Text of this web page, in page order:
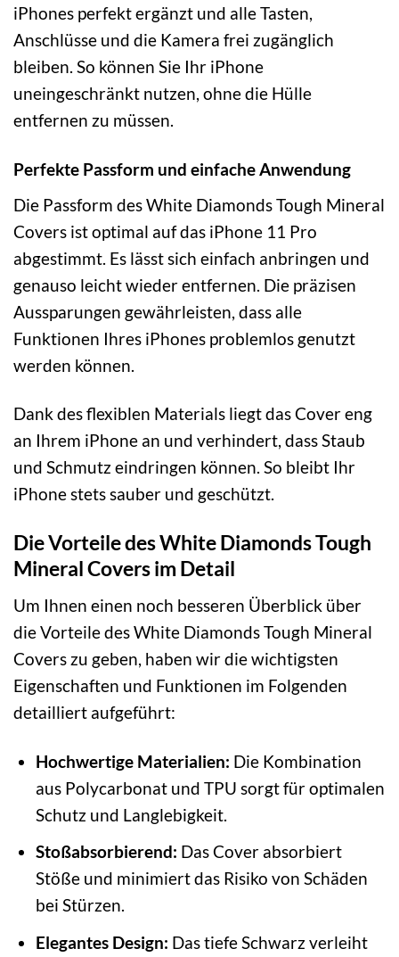
iPhones perfekt ergänzt und alle Tasten,
Anschlüsse und die Kamera frei zugänglich
bleiben. So können Sie Ihr iPhone
uneingeschränkt nutzen, ohne die Hülle
entfernen zu müssen.
Perfekte Passform und einfache Anwendung
Die Passform des White Diamonds Tough Mineral
Covers ist optimal auf das iPhone 11 Pro
abgestimmt. Es lässt sich einfach anbringen und
genauso leicht wieder entfernen. Die präzisen
Aussparungen gewährleisten, dass alle
Funktionen Ihres iPhones problemlos genutzt
werden können.
Dank des flexiblen Materials liegt das Cover eng
an Ihrem iPhone an und verhindert, dass Staub
und Schmutz eindringen können. So bleibt Ihr
iPhone stets sauber und geschützt.
Die Vorteile des White Diamonds Tough
Mineral Covers im Detail
Um Ihnen einen noch besseren Überblick über
die Vorteile des White Diamonds Tough Mineral
Covers zu geben, haben wir die wichtigsten
Eigenschaften und Funktionen im Folgenden
detailliert aufgeführt:
Hochwertige Materialien: Die Kombination
aus Polycarbonat und TPU sorgt für optimalen
Schutz und Langlebigkeit.
Stoßabsorbierend: Das Cover absorbiert
Stöße und minimiert das Risiko von Schäden
bei Stürzen.
Elegantes Design: Das tiefe Schwarz verleiht